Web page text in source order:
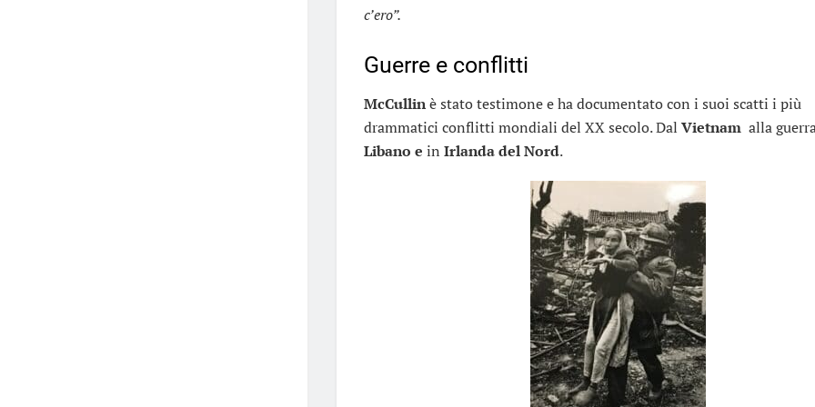
c’ero”.
Guerre e conflitti
McCullinè stato testimone e ha documentato con i suoi scatti i più
drammatici conflitti mondiali del XX secolo. Dal Vietnam alla
Libano e in Irlanda del Nord.